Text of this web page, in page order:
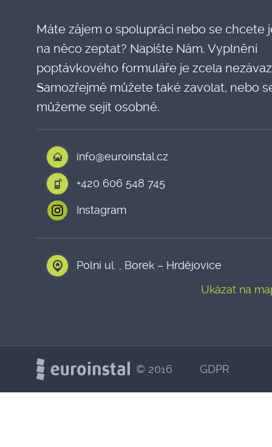
Máte zájem o spolupráci nebo se chcete
na něco zeptat? Napište Nám. Vyplnění
poptávkového formuláře je zcela
Samozřejmě můžete také zavolat, nebo
můžeme sejít osobně.
info@euroinstal.cz
+420 606 548 745
Instagram
Polní ul. , Borek – Hrdějovice
Ukázat na
© 2016 GDPR